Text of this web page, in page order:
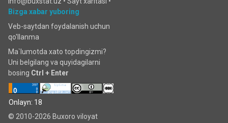
Bizga xabar yuboring
Veb-saytdan foydalanish uchun
qo'llanma
Ma`lumotda xato topdingizmi?
Uni belgilang va quyidagilarni
bosing Ctrl + Enter
Onlayn: 18
© 2010-2026 Buxoro viloyat